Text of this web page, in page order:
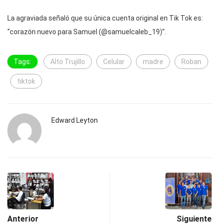
La agraviada señaló que su única cuenta original en Tik Tok es:
“corazón nuevo para Samuel (@samuelcaleb_19)”.
Tags: Alto Trujillo Celular madre Roban
tiktok
Edward Leyton
Anterior Siguiente